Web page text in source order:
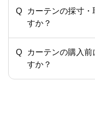
カーテンの採寸
すか？
カーテンの購入
すか？